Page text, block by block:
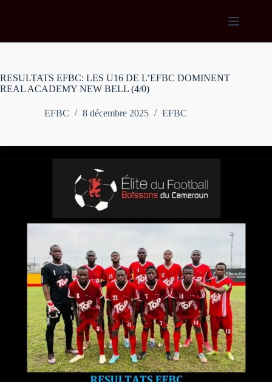
RESULTATS EFBC: LES U16 DE L’EFBC DOMINENT
REAL ACADEMY NEW BELL (4/0)
EFBC 8 décembre 2025 EFBC